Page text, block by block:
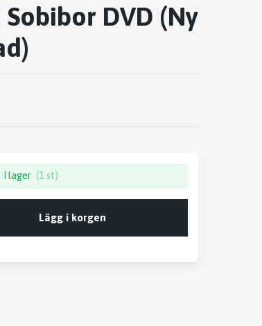
DVD (Ny
I lager (1 st)
Lägg i korgen